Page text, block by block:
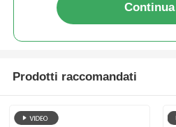
Continua
Prodotti raccomandati